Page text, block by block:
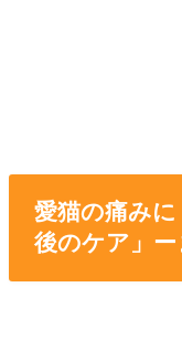
愛猫の痛み
後のケア」